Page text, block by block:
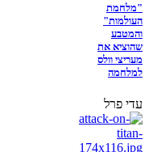
"מלחמת
העולמות"
והמטבע
שהוציא את
מעריצי וולס
למלחמה
עדי פרל